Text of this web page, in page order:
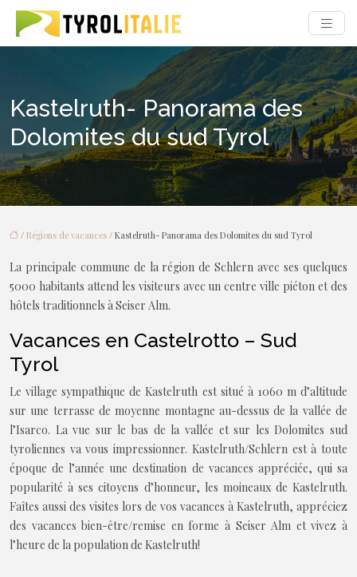
Kastelruth- Panorama des
Dolomites du sud Tyrol
/ Régions de vacances / Kastelruth- Panorama des Dolomites du sud Tyrol
La principale commune de la région de Schlern avec ses quelques
5000 habitants attend les visiteurs avec un centre ville piéton et des
hôtels traditionnels à Seiser Alm.
Vacances en Castelrotto – Sud
Tyrol
Le village sympathique de Kastelruth est situé à 1060 m d’altitude
sur une terrasse de moyenne montagne au-dessus de la vallée de
l’Isarco. La vue sur le bas de la vallée et sur les Dolomites sud
tyroliennes va vous impressionner. Kastelruth/Schlern est à toute
époque de l’année une destination de vacances appréciée, qui sa
popularité à ses citoyens d’honneur, les moineaux de Kastelruth.
Faîtes aussi des visites lors de vos vacances à Kastelruth, appréciez
des vacances bien-être/remise en forme à Seiser Alm et vivez à
l’heure de la population de Kastelruth!